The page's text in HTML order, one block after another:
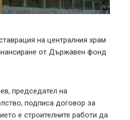
на централния храм
от Държавен фонд
председател на
подписа договор за
е строителните работи да